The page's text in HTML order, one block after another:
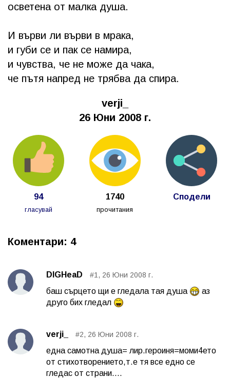
осветена от малка душа.
И върви ли върви в мрака,
и губи се и пак се намира,
и чувства, че не може да чака,
че пътя напред не трябва да спира.
verji_
26 Юни 2008 г.
94
гласувай
1740
прочитания
Сподели
Коментари: 4
DIGHeaD #1, 26 Юни 2008 г.
баш сърцето щи е гледала тая душа
аз
друго бих гледал
verji_ #2, 26 Юни 2008 г.
една самотна душа= лир.героиня=моми4ето
от стихотворението,т.е тя все едно се
гледас от страни....